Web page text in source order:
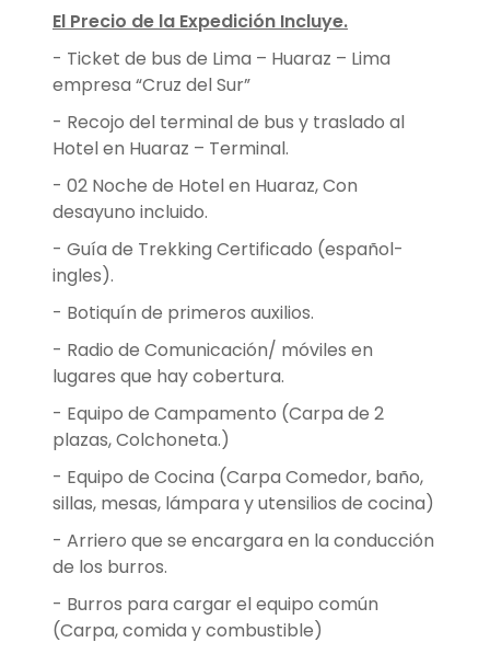
El Precio de la Expedición Incluye.
- Ticket de bus de Lima – Huaraz – Lima
empresa “Cruz del Sur”
- Recojo del terminal de bus y traslado al
Hotel en Huaraz – Terminal.
- 02 Noche de Hotel en Huaraz, Con
desayuno incluido.
- Guía de Trekking Certificado (español-
ingles).
- Botiquín de primeros auxilios.
- Radio de Comunicación/ móviles en
lugares que hay cobertura.
- Equipo de Campamento (Carpa de 2
plazas, Colchoneta.)
- Equipo de Cocina (Carpa Comedor, baño,
sillas, mesas, lámpara y utensilios de cocina)
- Arriero que se encargara en la conducción
de los burros.
- Burros para cargar el equipo común
(Carpa, comida y combustible)